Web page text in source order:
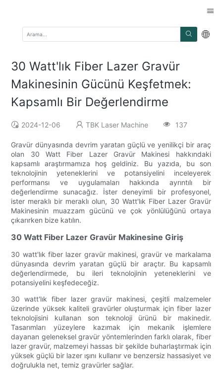
30 Watt'lık Fiber Lazer Gravür
Makinesinin Gücünü Keşfetmek:
Kapsamlı Bir Değerlendirme
2024-12-06 TBK Laser Machine 137
Gravür dünyasında devrim yaratan güçlü ve yenilikçi bir araç
olan 30 Watt Fiber Lazer Gravür Makinesi hakkındaki
kapsamlı araştırmamıza hoş geldiniz. Bu yazıda, bu son
teknolojinin yeteneklerini ve potansiyelini inceleyerek
performansı ve uygulamaları hakkında ayrıntılı bir
değerlendirme sunacağız. İster deneyimli bir profesyonel,
ister meraklı bir meraklı olun, 30 Watt'lık Fiber Lazer Gravür
Makinesinin muazzam gücünü ve çok yönlülüğünü ortaya
çıkarırken bize katılın.
30 Watt Fiber Lazer Gravür Makinesine Giriş
30 watt'lık fiber lazer gravür makinesi, gravür ve markalama
dünyasında devrim yaratan güçlü bir araçtır. Bu kapsamlı
değerlendirmede, bu ileri teknolojinin yeteneklerini ve
potansiyelini keşfedeceğiz.
30 watt'lık fiber lazer gravür makinesi, çeşitli malzemeler
üzerinde yüksek kaliteli gravürler oluşturmak için fiber lazer
teknolojisini kullanan son teknoloji ürünü bir makinedir.
Tasarımları yüzeylere kazımak için mekanik işlemlere
dayanan geleneksel gravür yöntemlerinden farklı olarak, fiber
lazer gravür, malzemeyi hassas bir şekilde buharlaştırmak için
yüksek güçlü bir lazer ışını kullanır ve benzersiz hassasiyet ve
doğrulukla net, temiz gravürler sağlar.